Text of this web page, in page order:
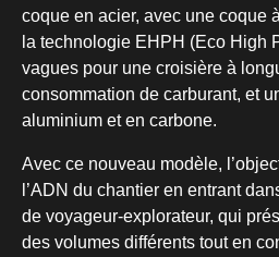
coque en acier, avec une coque
la technologie EHPH (Eco High
vagues pour une croisière à
consommation de carburant, et
aluminium et en carbone.
Avec ce nouveau modèle,
l’ADN du chantier en entrant
de voyageur-explorateur, qui
des volumes différents tout en